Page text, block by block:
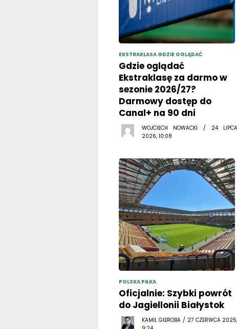
EKSTRAKLASA GDZIE OGLĄDAĆ
Gdzie oglądać
Ekstraklasę za darmo w
sezonie 2026/27?
Darmowy dostęp do
Canal+ na 90 dni
WOJCIECH NOWACKI / 24 LIPCA
2026, 10:08
POLSKA PIŁKA
Oficjalnie: Szybki powrót
do Jagiellonii Białystok
KAMIL GIEROBA / 27 CZERWCA 2025,